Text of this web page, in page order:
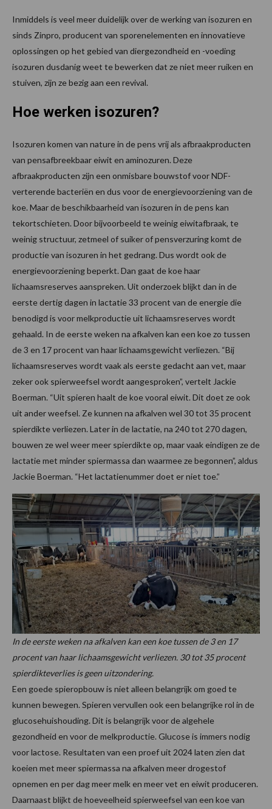
Inmiddels is veel meer duidelijk over de werking van isozuren en
sinds Zinpro, producent van sporenelementen en innovatieve
oplossingen op het gebied van diergezondheid en -voeding
isozuren dusdanig weet te bewerken dat ze niet meer ruiken en
stuiven, zijn ze bezig aan een revival.
Hoe werken isozuren?
Isozuren komen van nature in de pens vrij als afbraakproducten
van pensafbreekbaar eiwit en aminozuren. Deze
afbraakproducten zijn een onmisbare bouwstof voor NDF-
verterende bacteriën en dus voor de energievoorziening van de
koe. Maar de beschikbaarheid van isozuren in de pens kan
tekortschieten. Door bijvoorbeeld te weinig eiwitafbraak, te
weinig structuur, zetmeel of suiker of pensverzuring komt de
productie van isozuren in het gedrang. Dus wordt ook de
energievoorziening beperkt. Dan gaat de koe haar
lichaamsreserves aanspreken. Uit onderzoek blijkt dan in de
eerste dertig dagen in lactatie 33 procent van de energie die
benodigd is voor melkproductie uit lichaamsreserves wordt
gehaald. In de eerste weken na afkalven kan een koe zo tussen
de 3 en 17 procent van haar lichaamsgewicht verliezen. “Bij
lichaamsreserves wordt vaak als eerste gedacht aan vet, maar
zeker ook spierweefsel wordt aangesproken”, vertelt Jackie
Boerman. “Uit spieren haalt de koe vooral eiwit. Dit doet ze ook
uit ander weefsel. Ze kunnen na afkalven wel 30 tot 35 procent
spierdikte verliezen. Later in de lactatie, na 240 tot 270 dagen,
bouwen ze wel weer meer spierdikte op, maar vaak eindigen ze de
lactatie met minder spiermassa dan waarmee ze begonnen”, aldus
Jackie Boerman. “Het lactatienummer doet er niet toe.”
In de eerste weken na afkalven kan een koe tussen de 3 en 17
procent van haar lichaamsgewicht verliezen. 30 tot 35 procent
spierdikteverlies is geen uitzondering.
Een goede spieropbouw is niet alleen belangrijk om goed te
kunnen bewegen. Spieren vervullen ook een belangrijke rol in de
glucosehuishouding. Dit is belangrijk voor de algehele
gezondheid en voor de melkproductie. Glucose is immers nodig
voor lactose. Resultaten van een proef uit 2024 laten zien dat
koeien met meer spiermassa na afkalven meer drogestof
opnemen en per dag meer melk en meer vet en eiwit produceren.
Daarnaast blijkt de hoeveelheid spierweefsel van een koe van